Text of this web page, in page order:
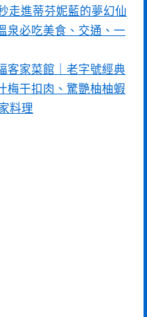
走進蒂芬妮藍的夢幻仙
泉必吃美食、交通、一
客家菜館｜老字號經典
梅干扣肉、驚艷柚柚蝦
料理